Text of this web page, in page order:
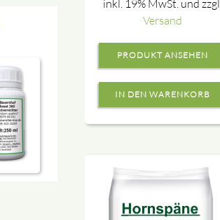
inkl. 19% MwSt. und zzgl.
Versand
PRODUKT ANSEHEN